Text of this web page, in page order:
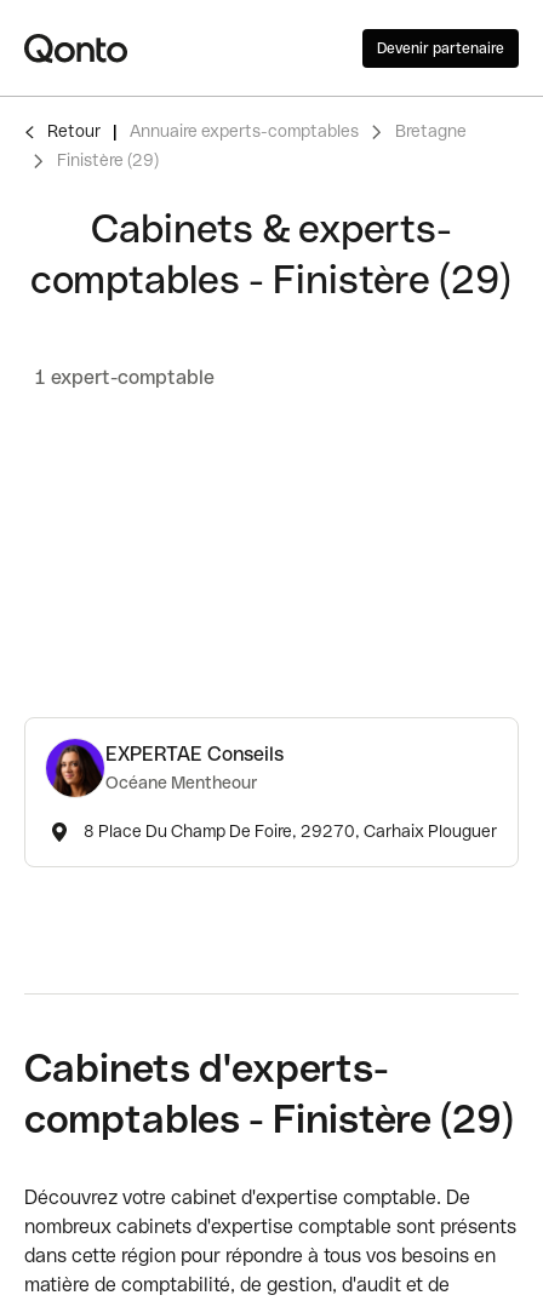
Devenir partenaire
Retour Annuaire experts-comptables
Bretagne
Finistère (29)
Cabinets & experts-
comptables - Finistère (29)
1 expert-comptable
EXPERTAE Conseils
Océane Mentheour
8 Place Du Champ De Foire, 29270, Carhaix Plouguer
Cabinets d'experts-
comptables - Finistère (29)
Découvrez votre cabinet d'expertise comptable. De
nombreux cabinets d'expertise comptable sont présents
dans cette région pour répondre à tous vos besoins en
matière de comptabilité, de gestion, d'audit et de